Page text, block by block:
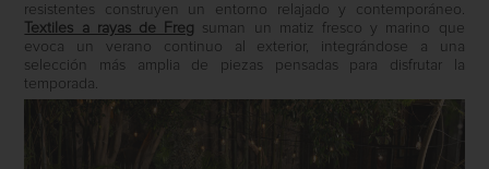
resistentes construyen un entorno relajado y contemporáneo.
Textiles a rayas de Freg suman un matiz fresco y marino que
evoca un verano continuo al exterior, integrándose a una
selección más amplia de piezas pensadas para disfrutar la
temporada.